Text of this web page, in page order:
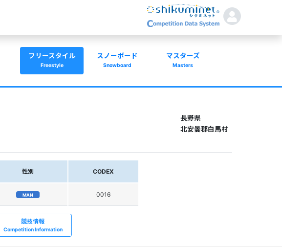
フリースタイル
Freestyle
スノーボード
Snowboard
マスターズ
Masters
長野県
北安曇郡白馬村
性別 CODEX
MAN 0016
競技情報
Competition Information